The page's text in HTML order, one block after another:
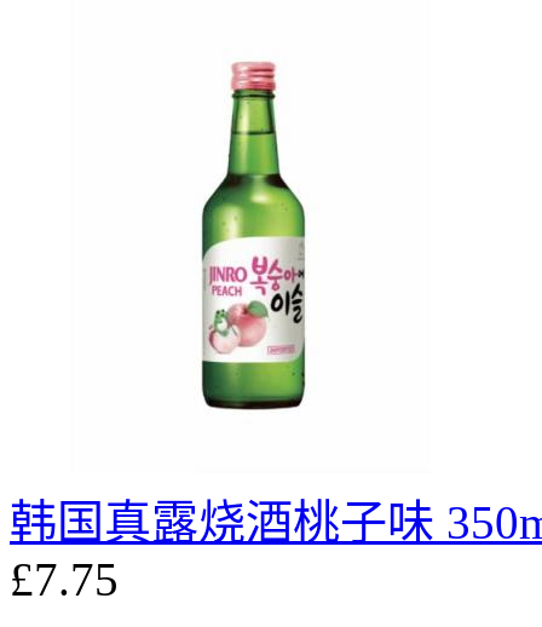
韩国真露烧酒桃子味
£7.75